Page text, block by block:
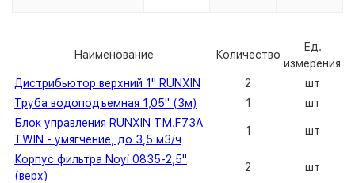
Наименование Количество
Ед.
измерения
Дистрибьютор верхний 1" RUNXIN
2
шт
Труба водоподъемная 1,05" (3м)
1
шт
Блок управления RUNXIN ТМ.F73A
TWIN - умягчение, до 3,5 м3/ч
1 шт
Корпус фильтра Noyi 0835-2,5"
(верх)
2 шт